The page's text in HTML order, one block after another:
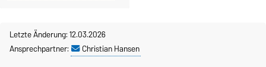
Letzte Änderung: 12.03.2026
Ansprechpartner:
Christian Hansen